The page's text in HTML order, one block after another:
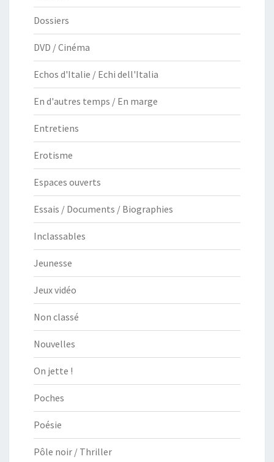
Dossiers
DVD / Cinéma
Echos d'Italie / Echi dell'Italia
En d'autres temps / En marge
Entretiens
Erotisme
Espaces ouverts
Essais / Documents / Biographies
Inclassables
Jeunesse
Jeux vidéo
Non classé
Nouvelles
On jette !
Poches
Poésie
Pôle noir / Thriller